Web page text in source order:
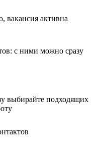
вакансия активна
с ними можно сразу
выбирайте подходящих